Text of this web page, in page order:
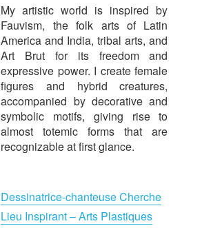
My artistic world is inspired by
Fauvism, the folk arts of Latin
America and India, tribal arts, and
Art Brut for its freedom and
expressive power. I create female
figures and hybrid creatures,
accompanied by decorative and
symbolic motifs, giving rise to
almost totemic forms that are
recognizable at first glance.
Dessinatrice-chanteuse Cherche
Lieu Inspirant – Arts Plastiques